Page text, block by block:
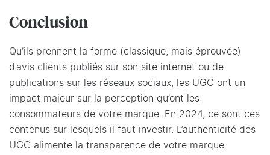
Conclusion
Qu’ils prennent la forme (classique, mais éprouvée)
d’avis clients publiés sur son site internet ou de
publications sur les réseaux sociaux, les UGC ont un
impact majeur sur la perception qu’ont les
consommateurs de votre marque. En 2024, ce sont ces
contenus sur lesquels il faut investir. L’authenticité des
UGC alimente la transparence de votre marque.